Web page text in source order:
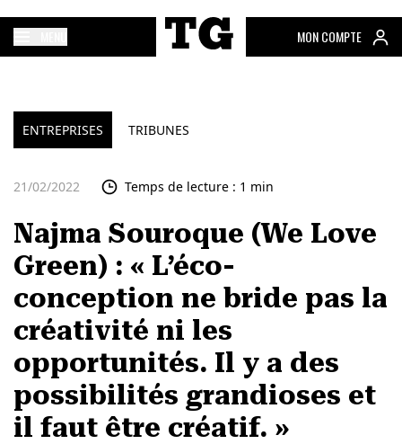
MON COMPTE
ENTREPRISES TRIBUNES
21/02/2022 Temps de lecture : 1 min
Najma Souroque (We Love
Green) : « L’éco-
conception ne bride pas la
créativité ni les
opportunités. Il y a des
possibilités grandioses et
il faut être créatif. »